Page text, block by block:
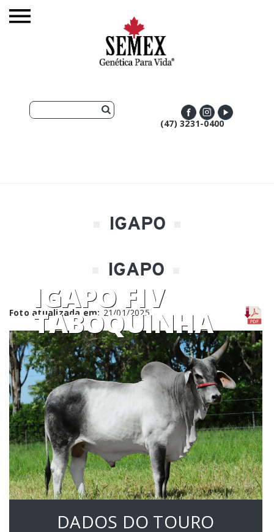
(47) 3231-0400
IGAPO
IGAPO
IGAPO FIV
TABOQUINHA
Foto atualizada em: 21/01/2025
DADOS DO TOURO